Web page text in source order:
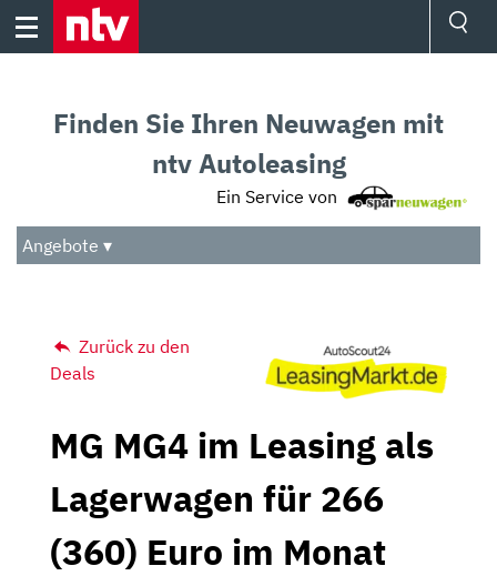
Skip
Audio
Das Beste
Finden Sie Ihren Neuwagen mit
ntv Autoleasing
Ein Service von
Angebote ▾
Zurück zu den
Deals
MG MG4 im Leasing als
Lagerwagen für 266
(360) Euro im Monat